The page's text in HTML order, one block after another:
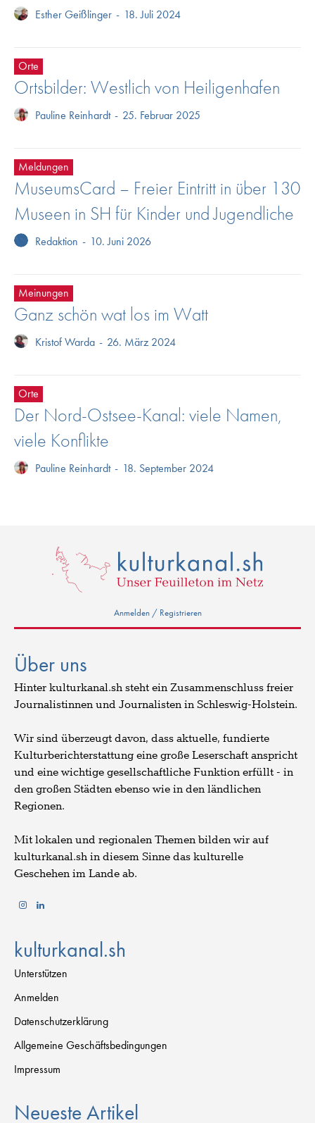
Esther Geißlinger - 18. Juli 2024
Orte
Ortsbilder: Westlich von Heiligenhafen
Pauline Reinhardt - 25. Februar 2025
Meldungen
MuseumsCard – Freier Eintritt in über 130
Museen in SH für Kinder und Jugendliche
Redaktion - 10. Juni 2026
Meinungen
Ganz schön wat los im Watt
Kristof Warda - 26. März 2024
Orte
Der Nord-Ostsee-Kanal: viele Namen,
viele Konflikte
Pauline Reinhardt - 18. September 2024
Anmelden / Registrieren
Über uns
Hinter kulturkanal.sh steht ein Zusammenschluss freier
Journalistinnen und Journalisten in Schleswig-Holstein.
Wir sind überzeugt davon, dass aktuelle, fundierte
Kulturberichterstattung eine große Leserschaft anspricht
und eine wichtige gesellschaftliche Funktion erfüllt - in
den großen Städten ebenso wie in den ländlichen
Regionen.
Mit lokalen und regionalen Themen bilden wir auf
kulturkanal.sh in diesem Sinne das kulturelle
Geschehen im Lande ab.
kulturkanal.sh
Unterstützen
Anmelden
Datenschutzerklärung
Allgemeine Geschäftsbedingungen
Impressum
Neueste Artikel